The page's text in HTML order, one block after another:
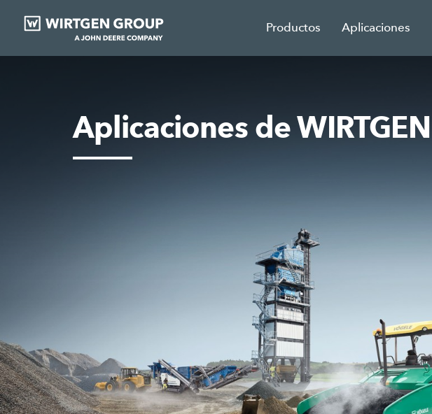
Productos Aplicaciones
Aplicaciones de